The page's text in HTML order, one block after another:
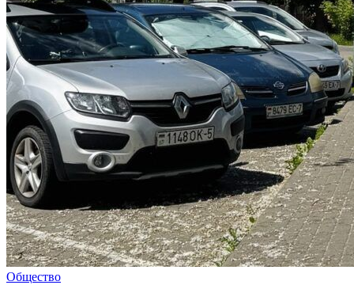
Общество